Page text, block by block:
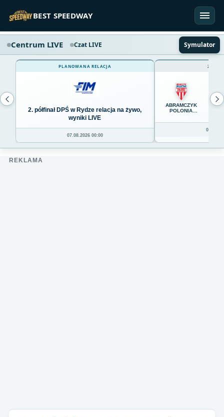
BEST SPEEDWAY
Centrum LIVE Czat LIVE Symulator
PLANOWANA RELACJA
2. półfinał DPŚ w Rydze relacja na żywo,
wyniki LIVE
07.08.2026 00:00
ABRAMCZYK
POLONIA
65
REKLAMA